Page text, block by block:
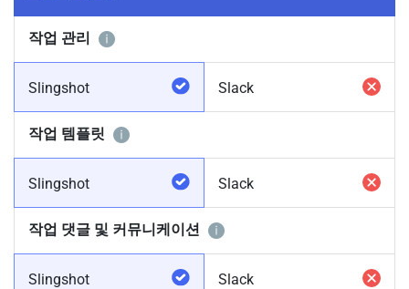
작업 관리
Slingshot Slack
작업 템플릿
Slingshot Slack
작업 댓글 및 커뮤니케이션
Slingshot Slack